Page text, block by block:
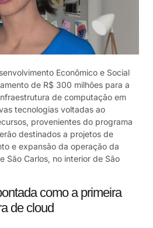
Econômico e Social
de R$ 300 milhões para a
de computação em
tecnologias voltadas ao
provenientes do programa
destinados a projetos de
e expansão da operação da
São Carlos, no interior de São
como a primeira
de cloud